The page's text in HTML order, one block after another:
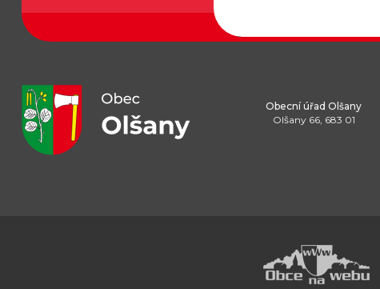
Obecní úřad Olšany
Olšany 66, 683 01